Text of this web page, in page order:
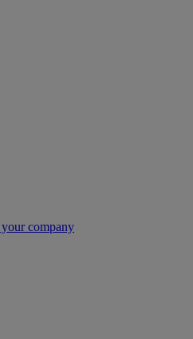
company